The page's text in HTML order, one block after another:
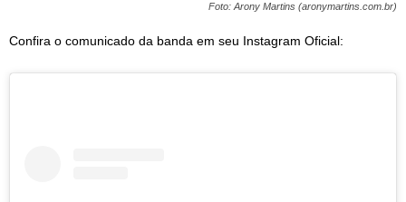
Foto: Arony Martins (aronymartins.com.br)
Confira o comunicado da banda em seu Instagram Oficial: